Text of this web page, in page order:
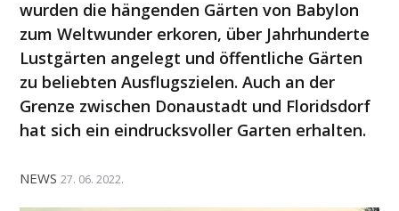
wurden die hängenden Gärten von Babylon
zum Weltwunder erkoren, über Jahrhunderte
Lustgärten angelegt und öffentliche Gärten
zu beliebten Ausflugszielen. Auch an der
Grenze zwischen Donaustadt und Floridsdorf
hat sich ein eindrucksvoller Garten erhalten.
NEWS 27. 06. 2022.